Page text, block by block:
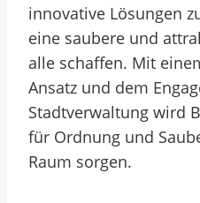
innovative Lösungen
eine saubere und
alle schaffen. Mit
Ansatz und dem
Stadtverwaltung wird
für Ordnung und
Raum sorgen.